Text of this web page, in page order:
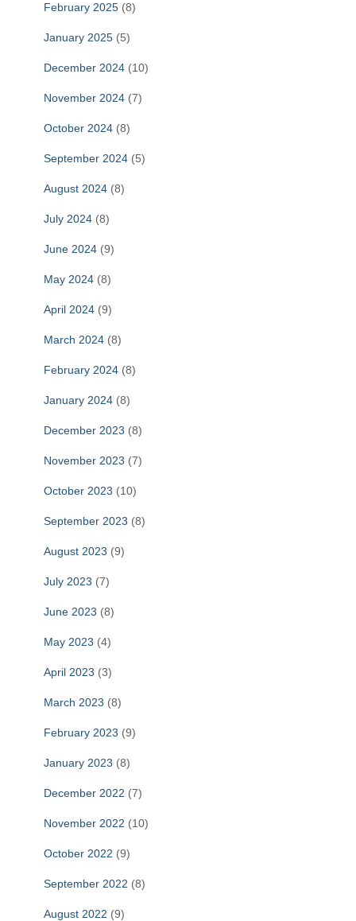
February 2025 (8)
January 2025 (5)
December 2024 (10)
November 2024 (7)
October 2024 (8)
September 2024 (5)
August 2024 (8)
July 2024 (8)
June 2024 (9)
May 2024 (8)
April 2024 (9)
March 2024 (8)
February 2024 (8)
January 2024 (8)
December 2023 (8)
November 2023 (7)
October 2023 (10)
September 2023 (8)
August 2023 (9)
July 2023 (7)
June 2023 (8)
May 2023 (4)
April 2023 (3)
March 2023 (8)
February 2023 (9)
January 2023 (8)
December 2022 (7)
November 2022 (10)
October 2022 (9)
September 2022 (8)
August 2022 (9)